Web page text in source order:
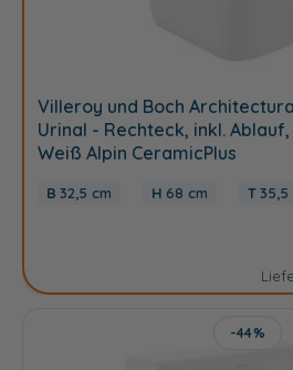
Villeroy und Boch
Urinal - Rechteck, inkl.
Weiß Alpin CeramicPlus
32,5 cm 68 cm 35,5
-44%